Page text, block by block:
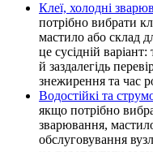
Клеї, холодні
потрібно вибрати
мастило або склад
це сусідній
й заздалегідь
знежирення та час
Водостійкі та
якщо потрібно
зварювання,
обслуговування